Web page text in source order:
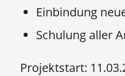
Einbindung
Schulung aller
Projektstart: